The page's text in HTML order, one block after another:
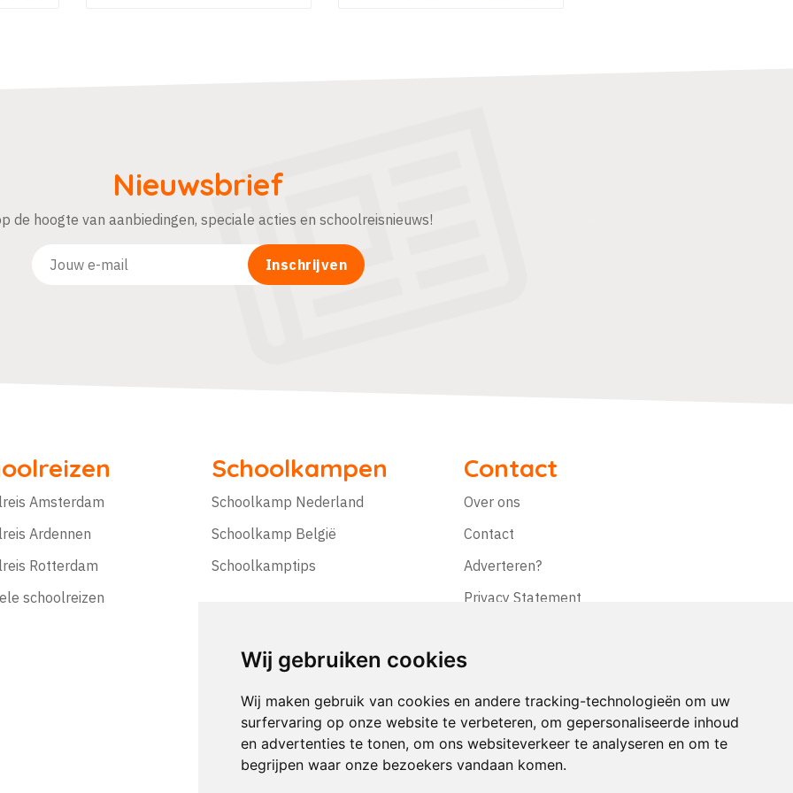
Wij gebruiken cookies
Wij maken gebruik van cookies en andere tracking-technologieën om uw
surfervaring op onze website te verbeteren, om gepersonaliseerde inhoud
en advertenties te tonen, om ons websiteverkeer te analyseren en om te
begrijpen waar onze bezoekers vandaan komen.
Nieuwsbrief
de hoogte van aanbiedingen, speciale acties en schoolreisnieuws!
Amsterdam
Ardennen
Rotterdam
schoolreizen
Schoolkampen
Schoolkamp Nederland
Schoolkamp België
Schoolkamptips
Contact
Over ons
Contact
Adverteren?
Privacy Statement